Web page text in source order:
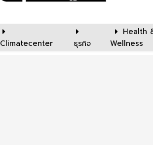
Climatecenter ธุรกิจ
Health
Wellness